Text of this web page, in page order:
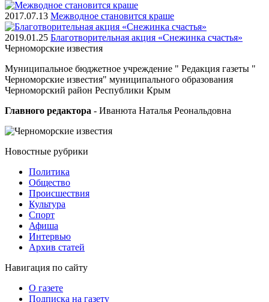
2017.07.13 Межводное становится краше
2019.01.25 Благотворительная акция «Снежинка счастья»
Черноморские известия
Муниципальное бюджетное учреждение " Редакция газеты "
Черноморские известия" муниципального образования
Черноморский район Республики Крым
Главного редактора - Иванюта Наталья Реональдовна
Новостные рубрики
Политика
Общество
Проиcшествия
Культура
Спорт
Афиша
Интервью
Архив статей
Навигация по сайту
О газете
Подписка на газету